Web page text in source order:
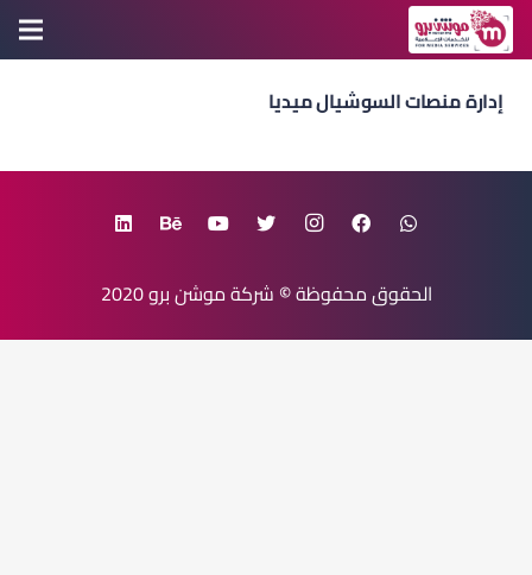
إدارة منصات السوشيال ميديا
الحقوق محفوظة© شركة موشن برو2020